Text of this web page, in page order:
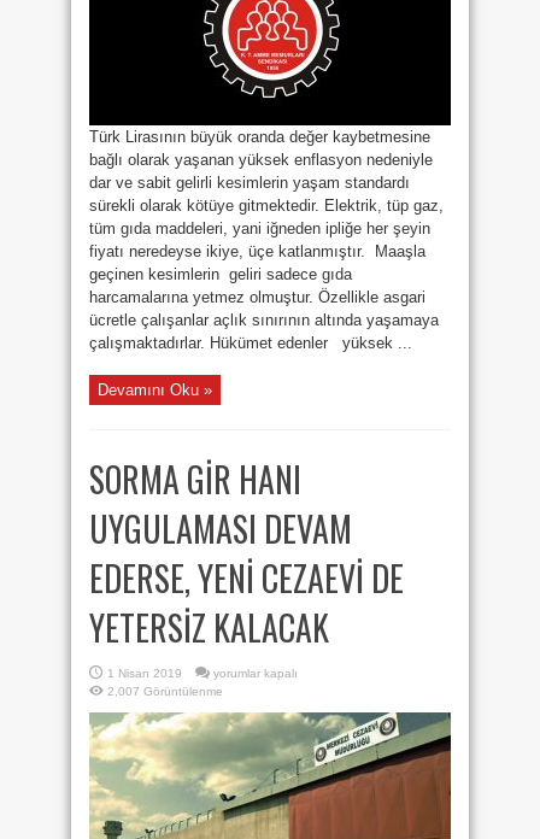
için
Türk Lirasının büyük oranda değer kaybetmesine
bağlı olarak yaşanan yüksek enflasyon nedeniyle
dar ve sabit gelirli kesimlerin yaşam standardı
sürekli olarak kötüye gitmektedir. Elektrik, tüp gaz,
tüm gıda maddeleri, yani iğneden ipliğe her şeyin
fiyatı neredeyse ikiye, üçe katlanmıştır. Maaşla
geçinen kesimlerin geliri sadece gıda
harcamalarına yetmez olmuştur. Özellikle asgari
ücretle çalışanlar açlık sınırının altında yaşamaya
çalışmaktadırlar. Hükümet edenler yüksek ...
Devamını Oku »
SORMA GİR HANI
UYGULAMASI DEVAM
EDERSE, YENİ CEZAEVİ DE
YETERSİZ KALACAK
1 Nisan 2019
SORMA
HANI
UYGULAMASI
DEVAM
EDERSE,
CEZAEVİ
DE
YETERSİZ
KALACAK
için
yorumlar kapalı
2,007 Görüntülenme